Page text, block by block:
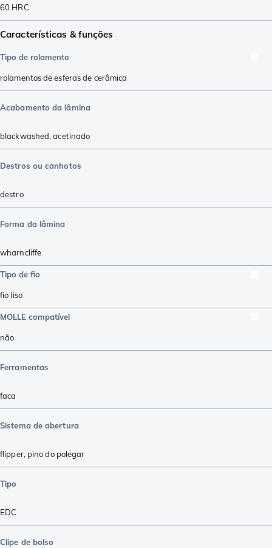
60 HRC
Características & funções
Tipo de rolamento
rolamentos de esferas de cerâmica
Acabamento da lâmina
blackwashed,acetinado
Destros ou canhotos
destro
Forma da lâmina
wharncliffe
Tipo de fio
fio liso
MOLLE compatível
não
Ferramentas
faca
Sistema de abertura
flipper, pino do polegar
Tipo
EDC
Clipe de bolso